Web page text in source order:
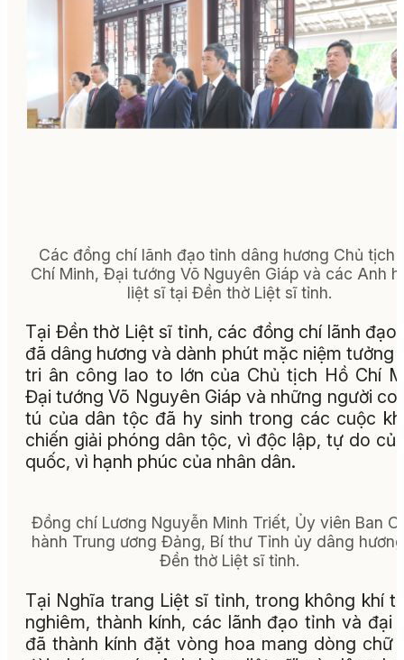
Các đồng chí lãnh đạo tỉnh dâng hương Chủ tịch
Chí Minh, Đại tướng Võ Nguyên Giáp và các Anh
liệt sĩ tại Đền thờ Liệt sĩ tỉnh.
Tại Đền thờ Liệt sĩ tỉnh, các đồng chí lãnh đạo
đã dâng hương và dành phút mặc niệm tưởng
tri ân công lao to lớn của Chủ tịch Hồ Chí
Đại tướng Võ Nguyên Giáp và những người
tú của dân tộc đã hy sinh trong các cuộc
chiến giải phóng dân tộc, vì độc lập, tự do
quốc, vì hạnh phúc của nhân dân.
Đồng chí Lương Nguyễn Minh Triết, Ủy viên Ban
hành Trung ương Đảng, Bí thư Tỉnh ủy dâng
Đền thờ Liệt sĩ tỉnh.
Tại Nghĩa trang Liệt sĩ tỉnh, trong không khí
nghiêm, thành kính, các lãnh đạo tỉnh và đại
đã thành kính đặt vòng hoa mang dòng chữ